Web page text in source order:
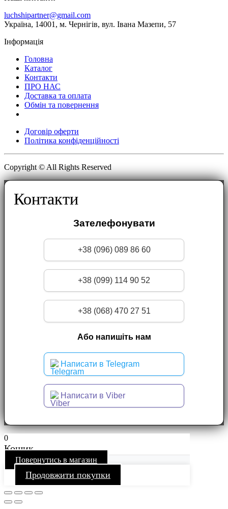
luchshipartner@gmail.com
Українa, 14001, м. Чернігів, вул. Івана Мазепи, 57
Інформація
Головна
Каталог
Контакти
ПРО НАС
Доставка та оплата
Обмін та повернення
Договір оферти
Політика конфіденційності
Copyright © All Rights Reserved
Контакти
Зателефонувати
+38 (096) 089 86 60
+38 (099) 114 90 52
+38 (068) 470 27 51
Або напишіть нам
Написати в Telegram
Написати в Viber
0
Кошик
Повернутись в магазин
Продовжити покупки